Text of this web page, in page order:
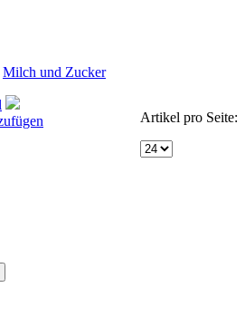
Milch und Zucker
Artikel pro Seite: